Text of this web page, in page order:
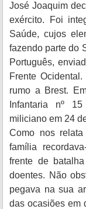
José Joaquim
exército. Foi
Saúde, cujos
fazendo parte do
Português,
Frente
rumo a Brest.
Infantaria nº
miliciano em 24
Como nos
família
frente de
doentes. Não
pegava na sua
das ocasiões em